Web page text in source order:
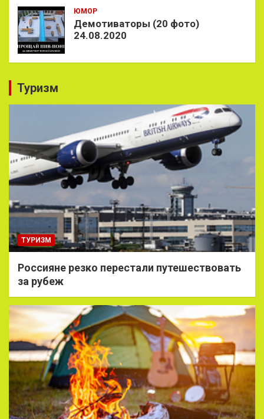
ЮМОР
Демотиваторы (20 фото)
24.08.2020
Туризм
ТУРИЗМ
Россияне резко перестали путешествовать
за рубеж